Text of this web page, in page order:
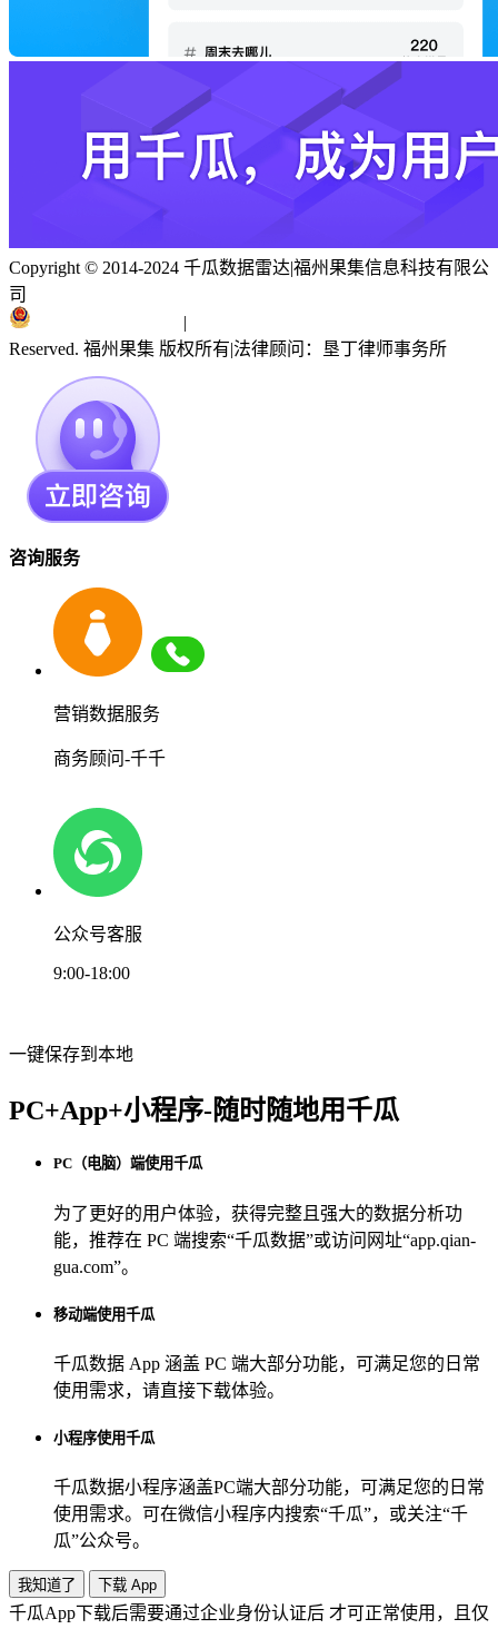
Copyright © 2014-2024 千瓜数据雷达|福州果集信息科技有限公
司
|
Reserved. 福州果集 版权所有|法律顾问：垦丁律师事务所
咨询服务
营销数据服务
商务顾问-千千
公众号客服
9:00-18:00
一键保存到本地
PC+App+小程序-随时随地用千瓜
PC（电脑）端使用千瓜
为了更好的用户体验，获得完整且强大的数据分析功
能，推荐在 PC 端搜索“千瓜数据”或访问网址“app.qian-
gua.com”。
移动端使用千瓜
千瓜数据 App 涵盖 PC 端大部分功能，可满足您的日常
使用需求，请直接下载体验。
小程序使用千瓜
千瓜数据小程序涵盖PC端大部分功能，可满足您的日常
使用需求。可在微信小程序内搜索“千瓜”，或关注“千
瓜”公众号。
我知道了 下载 App
千瓜App下载后需要通过企业身份认证后 才可正常使用，且仅